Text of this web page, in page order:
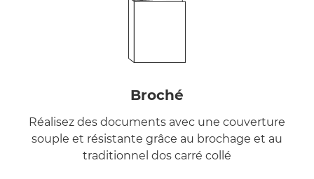
Broché
Réalisez des documents avec une couverture
souple et résistante grâce au brochage et au
traditionnel dos carré collé